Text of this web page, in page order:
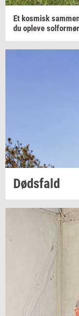
Et kos­misk
du op­le­ve
Døds­fald